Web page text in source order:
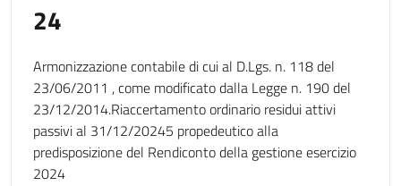
24
Armonizzazione contabile di cui al D.Lgs. n. 118 del
23/06/2011 , come modificato dalla Legge n. 190 del
23/12/2014.Riaccertamento ordinario residui attivi
passivi al 31/12/20245 propedeutico alla
predisposizione del Rendiconto della gestione esercizio
2024